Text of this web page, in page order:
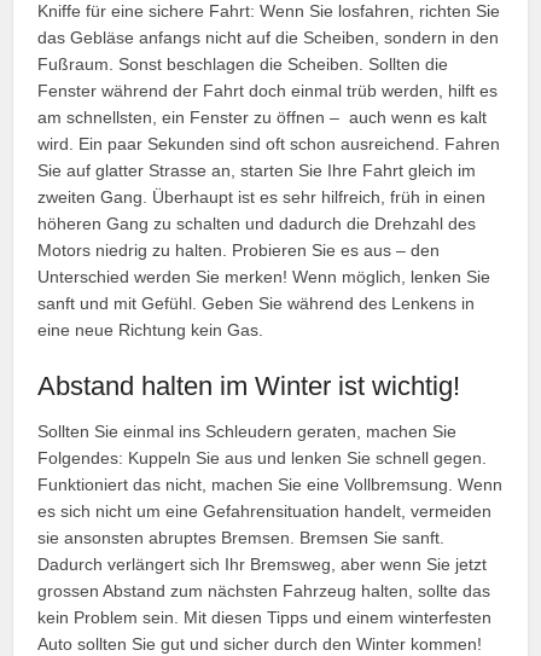
Kniffe für eine sichere Fahrt: Wenn Sie losfahren, richten Sie
das Gebläse anfangs nicht auf die Scheiben, sondern in den
Fußraum. Sonst beschlagen die Scheiben. Sollten die
Fenster während der Fahrt doch einmal trüb werden, hilft es
am schnellsten, ein Fenster zu öffnen – auch wenn es kalt
wird. Ein paar Sekunden sind oft schon ausreichend. Fahren
Sie auf glatter Strasse an, starten Sie Ihre Fahrt gleich im
zweiten Gang. Überhaupt ist es sehr hilfreich, früh in einen
höheren Gang zu schalten und dadurch die Drehzahl des
Motors niedrig zu halten. Probieren Sie es aus – den
Unterschied werden Sie merken! Wenn möglich, lenken Sie
sanft und mit Gefühl. Geben Sie während des Lenkens in
eine neue Richtung kein Gas.
Abstand halten im Winter ist wichtig!
Sollten Sie einmal ins Schleudern geraten, machen Sie
Folgendes: Kuppeln Sie aus und lenken Sie schnell gegen.
Funktioniert das nicht, machen Sie eine Vollbremsung. Wenn
es sich nicht um eine Gefahrensituation handelt, vermeiden
sie ansonsten abruptes Bremsen. Bremsen Sie sanft.
Dadurch verlängert sich Ihr Bremsweg, aber wenn Sie jetzt
grossen Abstand zum nächsten Fahrzeug halten, sollte das
kein Problem sein. Mit diesen Tipps und einem winterfesten
Auto sollten Sie gut und sicher durch den Winter kommen!